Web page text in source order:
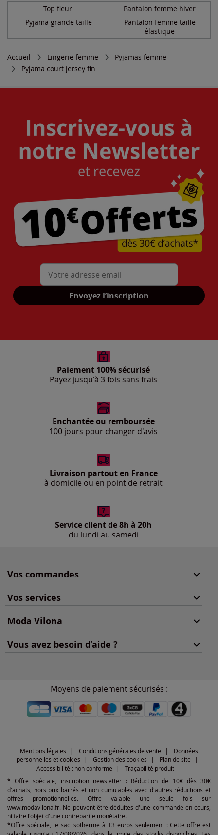
Top fleuri
Pantalon femme hiver
Pyjama grande taille
Pantalon femme taille
élastique
Accueil Lingerie femme
Pyjamas femme
Pyjama court jersey fin
Mon adresse mail
Envoyez l’inscription
Paiement 100% sécurisé
Payez jusqu'à 3 fois sans frais
Enchantée ou remboursée
100 jours pour changer d'avis
Livraison partout en France
à domicile ou en point de retrait
Service client de 8h à 20h
du lundi au samedi
Vos commandes
Vos services
Moda Vilona
Vous avez besoin d’aide ?
Moyens de paiement sécurisés :
Mentions légales Conditions générales de vente
Données
personnelles et cookies
Gestion des cookies
Plan de site
Accessibilité : non conforme
Traçabilité produit
* Offre spéciale, inscription newsletter : Réduction de 10€ dès 30€
d'achats, hors prix barrés et non cumulables avec d'autres réductions et
offres promotionnelles. Offre valable une seule fois sur
www.modavilona.fr. Ne peuvent être déduites d'une commande en cours,
ni faire l'objet d'une contrepartie monétaire.
*Offre spéciale, le sac isotherme à 13 euros seulement : Cette offre est
valable jusqu'au 17/08/2026, dans la limite des stocks disponibles. Les